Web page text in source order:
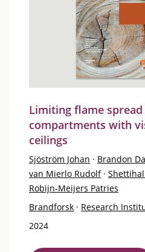
Limiting flame
compartments with
ceilings
Sjöström Johan · Brandon
van Mierlo Rudolf ·
Robijn-Meijers Patries
Brandforsk · Research
2024